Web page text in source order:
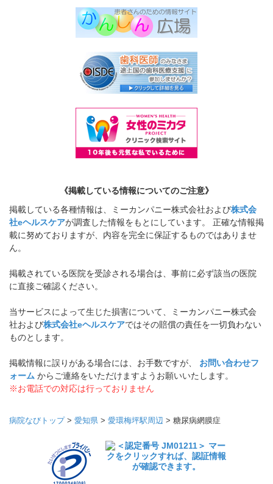
《掲載している情報についてのご注意》
掲載している各種情報は、ミーカンパニー株式会社および株式会
社eヘルスケアが調査した情報をもとにしています。 正確な情報掲
載に努めておりますが、内容を完全に保証するものではありませ
ん。
掲載されている医院を受診される場合は、事前に必ず該当の医院
に直接ご確認ください。
当サービスによって生じた損害について、ミーカンパニー株式会
社および株式会社eヘルスケアではその賠償の責任を一切負わない
ものとします。
掲載情報に誤りがある場合には、お手数ですが、 お問い合わせフ
ォーム からご連絡をいただけますようお願いいたします。
※お電話での対応は行っておりません
病院なびトップ> 愛知県 > 愛環梅坪駅周辺 > 糖尿病網膜症